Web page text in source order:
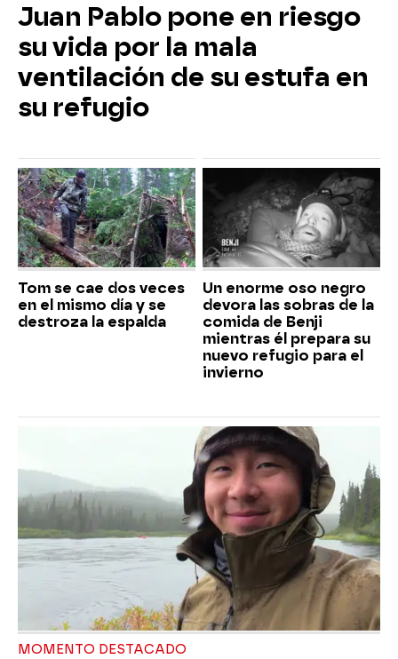
Juan Pablo pone en riesgo
su vida por la mala
ventilación de su estufa en
su refugio
Tom se cae dos veces
en el mismo día y se
destroza la espalda
Un enorme oso negro
devora las sobras de la
comida de Benji
mientras él prepara su
nuevo refugio para el
invierno
MOMENTO DESTACADO